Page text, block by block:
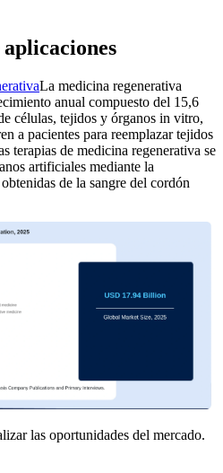
La medicina regenerativa
anual compuesto del 15,6
células, tejidos y órganos in vitro,
a pacientes para reemplazar tejidos
terapias de medicina regenerativa se
artificiales mediante la
de la sangre del cordón
las oportunidades del mercado.